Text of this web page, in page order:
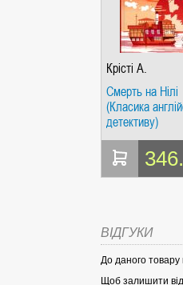
Крісті А.
Смерть на Нілі
(Класика
детективу)
ВІДГУКИ
До даного
Щоб залишити